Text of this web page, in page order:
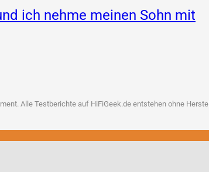
ich nehme meinen Sohn mit
Alle Test­be­rich­te auf HiFiGeek.de ent­ste­hen ohne